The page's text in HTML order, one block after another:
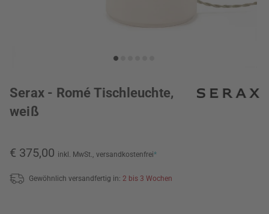
Serax - Romé Tischleuchte,
weiß
€ 375,00 inkl. MwSt., versandkostenfrei*
Gewöhnlich versandfertig in: 2 bis 3 Wochen